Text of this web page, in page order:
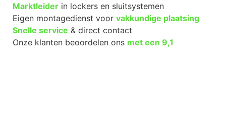
Marktleider in lockers en sluitsystemen
Eigen montagedienst voor vakkundige plaatsing
Snelle service & direct contact
Onze klanten beoordelen ons met een 9,1